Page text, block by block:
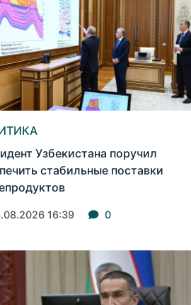
Узбекистана поручил
стабильные поставки
16:39 0